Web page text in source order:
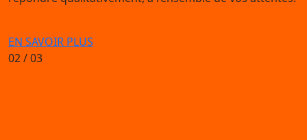
EN SAVOIR PLUS
02/ 03